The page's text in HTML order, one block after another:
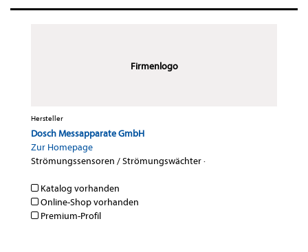
Firmenlogo
Hersteller
Dosch Messapparate GmbH
Zur Homepage
Strömungssensoren / Strömungswächter·
Katalog vorhanden
Online-Shop vorhanden
Premium-Profil